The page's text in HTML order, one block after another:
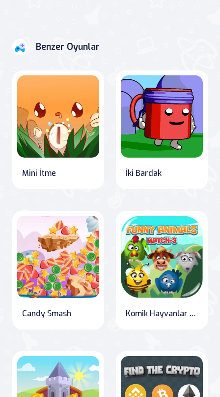
Benzer Oyunlar
Mini İtme İki Bardak
Candy Smash Komik Hayvanlar Eşleştirme 3